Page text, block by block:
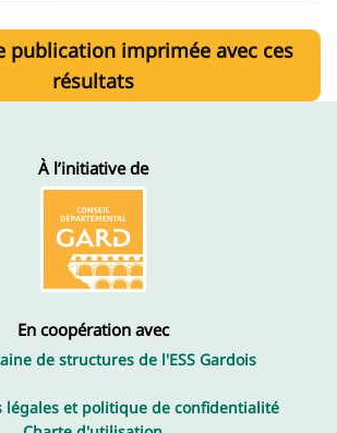
publication imprimée avec ces
résultats
À l’initiative de
En coopération avec
de structures de l'ESS Gardois
légales et politique de confidentialité